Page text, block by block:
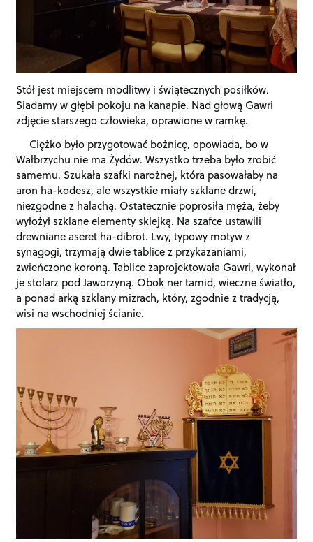
Stół jest miejscem modlitwy i świątecznych posiłków.
Siadamy w głębi pokoju na kanapie. Nad głową Gawri
zdjęcie starszego człowieka, oprawione w ramkę.
Ciężko było przygotować bożnicę, opowiada, bo w
Wałbrzychu nie ma Żydów. Wszystko trzeba było zrobić
samemu. Szukała szafki narożnej, która pasowałaby na
aron ha-kodesz, ale wszystkie miały szklane drzwi,
niezgodne z halachą. Ostatecznie poprosiła męża, żeby
wyłożył szklane elementy sklejką. Na szafce ustawili
drewniane aseret ha-dibrot. Lwy, typowy motyw z
synagogi, trzymają dwie tablice z przykazaniami,
zwieńczone koroną. Tablice zaprojektowała Gawri, wykonał
je stolarz pod Jaworzyną. Obok ner tamid, wieczne światło,
a ponad arką szklany mizrach, który, zgodnie z tradycją,
wisi na wschodniej ścianie.